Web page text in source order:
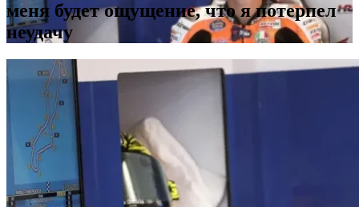
меня будет ощущение, что я потерпел
неудачу